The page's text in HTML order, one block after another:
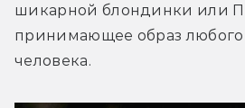
шикарной блондинки или
принимающее образ
человека.